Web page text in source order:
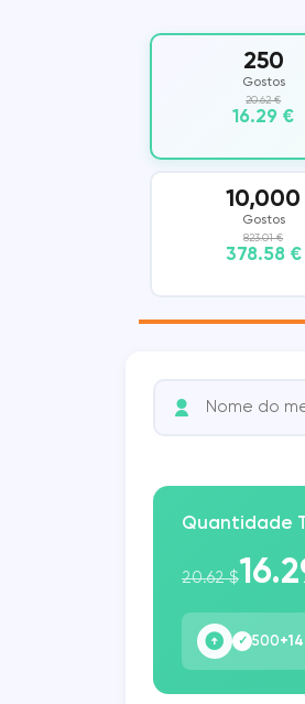
250
Gostos
20.62 €
16.29 €
10,000
Gostos
823.01 €
378.58 €
Quantidade
20.62 $
✓ 500